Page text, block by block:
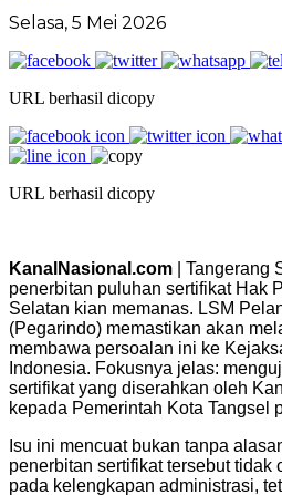
Selasa, 5 Mei 2026
URL berhasil dicopy
URL berhasil dicopy
KanalNasional.com | Tangerang
penerbitan puluhan sertifikat Hak
Selatan kian memanas. LSM
(Pegarindo) memastikan akan
membawa persoalan ini ke
Indonesia. Fokusnya jelas:
sertifikat yang diserahkan oleh
kepada Pemerintah Kota Tangsel
Isu ini mencuat bukan tanpa
penerbitan sertifikat tersebut tidak
pada kelengkapan administrasi,